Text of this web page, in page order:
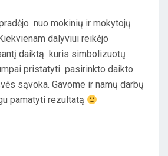
nuo mokinių ir mokytojų
dalyviui reikėjo
daiktą kuris simbolizuotų
pristatyti pasirinkto daikto
sąvoka. Gavome ir namų darbų
pamatyti rezultatą